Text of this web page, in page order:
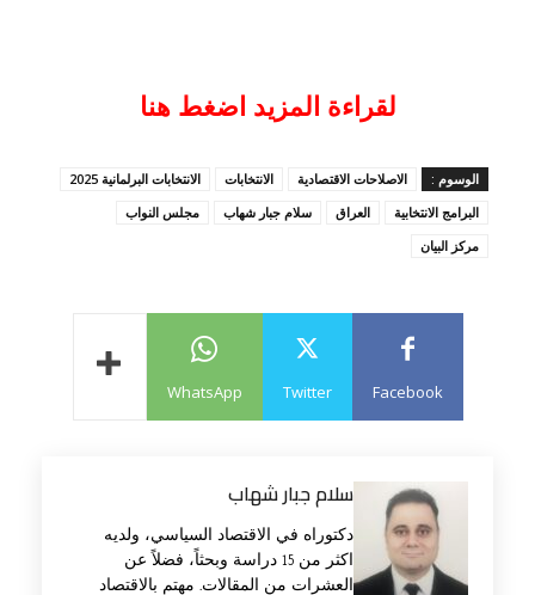
لقراءة المزيد اضغط هنا
الوسوم : الاصلاحات الاقتصادية الانتخابات
الانتخابات البرلمانية 2025
البرامج الانتخابية
العراق سلام جبار شهاب
مجلس النواب
مركز البيان
Facebook
Twitter
WhatsApp
سلام جبار شهاب
دكتوراه في الاقتصاد السياسي، ولديه
اكثر من 15 دراسة وبحثاً، فضلاً عن
العشرات من المقالات. مهتم بالاقتصاد